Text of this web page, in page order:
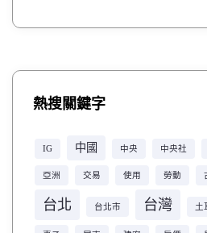
熱搜關鍵字
IG 中國 中央 中央社
亞洲 交易 使用 勞動
台北 台北市 台灣 土